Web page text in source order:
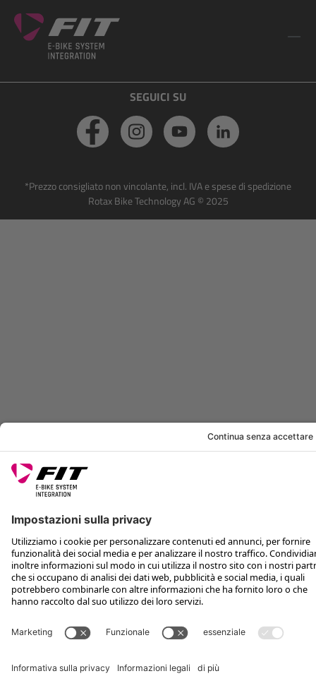
SEGUICI SU
*Prezzo consigliato non vincolante, incl. IVA e spese di spedizione
Rotax Bike Technology AG © 2025